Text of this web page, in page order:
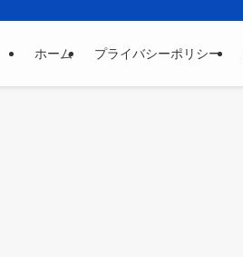
ホーム プライバシーポリシー